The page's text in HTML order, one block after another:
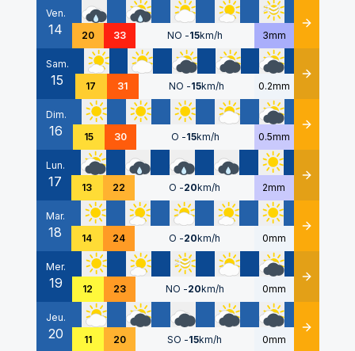
Ven.
14 20 33 NO -15km/h 3mm Détails
Sam.
15 17 31 NO -15km/h 0.2mm Détails
Dim.
16 15 30 O -15km/h 0.5mm Détails
Lun.
17 13 22 O -20km/h 2mm Détails
Mar.
18 14 24 O -20km/h 0mm Détails
Mer.
19 12 23 NO -20km/h 0mm Détails
Jeu.
20 11 20 SO -15km/h 0mm Détails